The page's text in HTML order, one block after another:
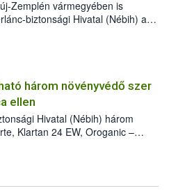
Zemplén vármegyében is
biztonsági Hivatal (Nébih) a
planipennis) jelenlétét. A
találták meg, de már fertőzött
az intézkedéseket a szlovák
terjedés megállítása érdekében.
három növényvédő szer
ellen
Hivatal (Nébih) három
Klartan 24 EW, Oroganic –
azok a szüretet követően,
91) stádiumáig
a károsító elleni további